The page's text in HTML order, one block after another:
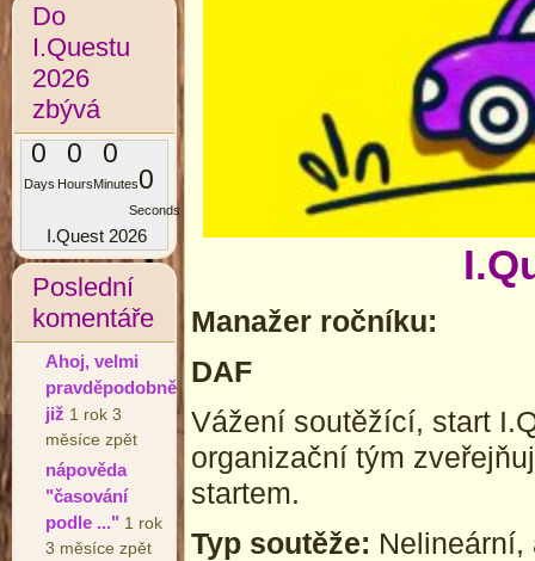
Do
I.Questu
2026
zbývá
0
Days
0
Hours
0
Minutes0
Seconds
I.Quest 2026
Poslední
komentáře
Ahoj, velmi
pravděpodobně
již 1 rok 3
měsíce zpět
nápověda
"časování
podle ..." 1 rok
3 měsíce zpět
Manažer ročníku:
DAF
Vážení soutěžící, start
organizační tým
startem.
Typ soutěže: Nelineární,